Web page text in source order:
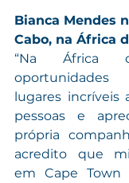
Bianca Mendes
Cabo, na África
“Na África
lugares incríveis
pessoas e
própria
acredito que
em Cape Town